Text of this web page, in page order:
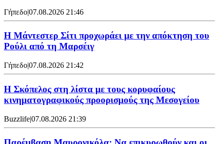
Γήπεδο|07.08.2026 21:46
Η Μάντεστερ Σίτι προχωράει με την απόκτηση του
Ρούλι από τη Μαρσέιγ
Γήπεδο|07.08.2026 21:42
Η Σκόπελος στη λίστα με τους κορυφαίους
κινηματογραφικούς προορισμούς της Μεσογείου
Buzzlife|07.08.2026 21:39